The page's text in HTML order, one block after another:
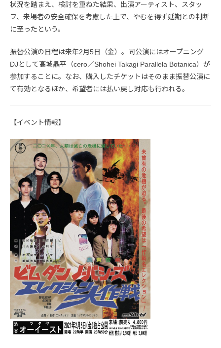
状況を踏まえ、検討を重ねた結果、出演アーティスト、スタッ
フ、来場者の安全確保を考慮した上で、やむを得ず延期との判断
に至ったという。
振替公演の日程は来年2月5日（金）。同公演にはオープニング
DJとして髙城晶平（cero／Shohei Takagi Parallela Botanica）が
参加することに。なお、購入したチケットはそのまま振替公演に
て有効となるほか、希望者には払い戻し対応も行われる。
【イベント情報】